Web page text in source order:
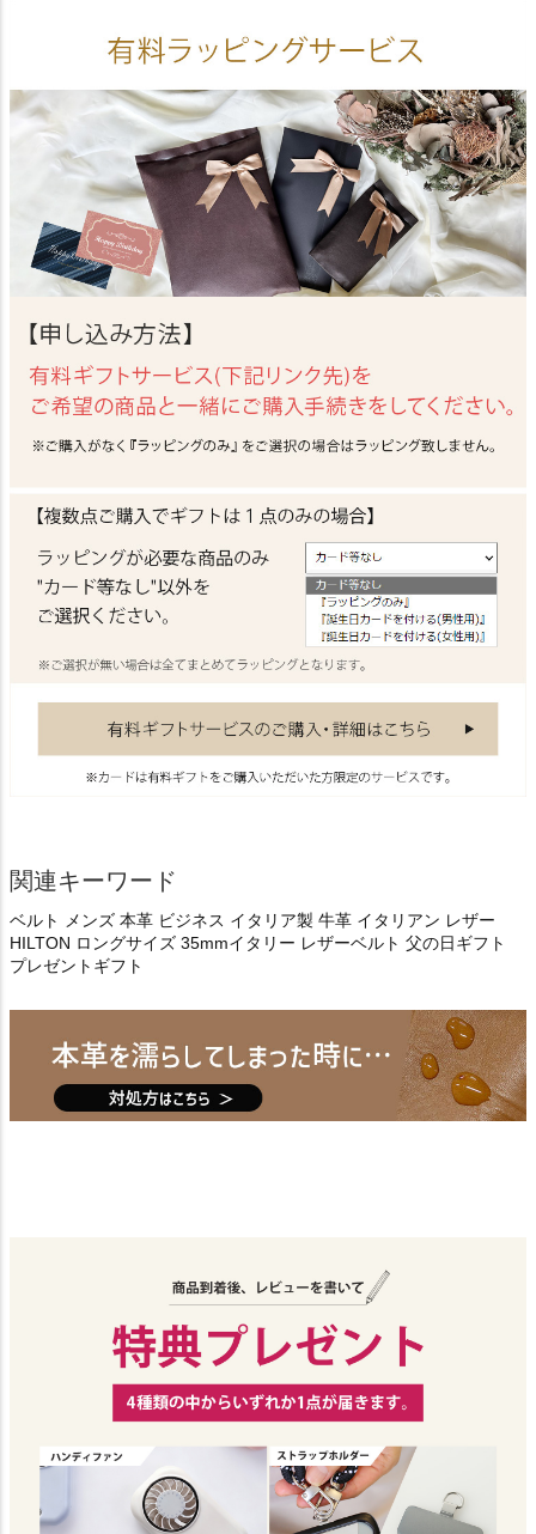
関連キーワード
ベルト メンズ 本革 ビジネス イタリア製 牛革 イタリアン レザー
HILTON ロングサイズ 35mmイタリー レザーベルト 父の日ギフト
プレゼントギフト